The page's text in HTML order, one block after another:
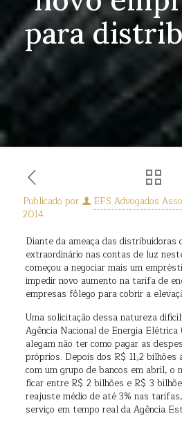
para
Publicado por EFS Advogados
2014
Diante da ameaça das distribuidoras
extraordinário nas contas de luz
começou a negociar mais um
impedir novo aumento na tarifa de
empresas fôlego para cobrir a
Uma solicitação dessa natureza
Agência Nacional de Energia
alegam não ter como pagar as
próprios. Depois dos R$ 11,2 bilhões
com um grupo de bancos em abril, o
ficar entre R$ 2 bilhões e R$ 3
reajuste médio de até 3% nas
serviço em tempo real da Agência